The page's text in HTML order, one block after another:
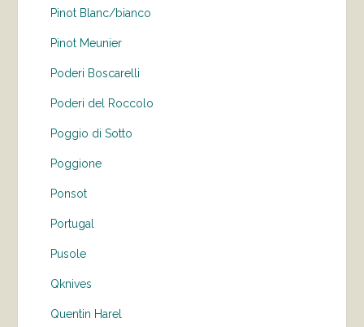
Pinot Blanc/bianco
Pinot Meunier
Poderi Boscarelli
Poderi del Roccolo
Poggio di Sotto
Poggione
Ponsot
Portugal
Pusole
Qknives
Quentin Harel